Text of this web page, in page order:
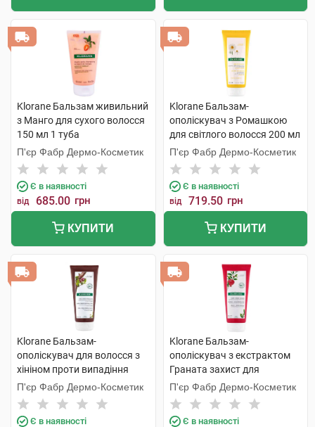
Klorane Бальзам живильний
з Манго для сухого волосся
150 мл 1 туба
П'єр Фабр Дермо-Косметик
Є в наявності
від 685.00 грн
КУПИТИ
Klorane Бальзам-
ополіскувач з Ромашкою
для світлого волосся 200 мл
1 туба
П'єр Фабр Дермо-Косметик
Є в наявності
від 719.50 грн
КУПИТИ
Klorane Бальзам-
ополіскувач для волосся з
хініном проти випадіння
волосся 200 мл 1 туба
П'єр Фабр Дермо-Косметик
Є в наявності
Klorane Бальзам-
ополіскувач з екстрактом
Граната захист для
фарбованого волосся 200
мл 1 туба
П'єр Фабр Дермо-Косметик
Є в наявності